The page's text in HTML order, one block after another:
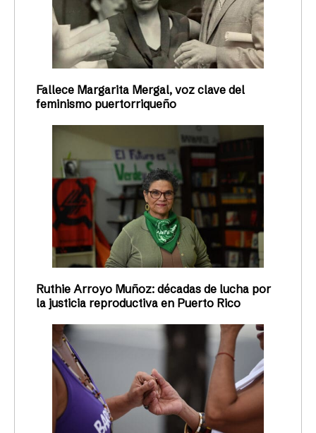
Fallece Margarita Mergal, voz clave del
feminismo puertorriqueño
Ruthie Arroyo Muñoz: décadas de lucha por
la justicia reproductiva en Puerto Rico